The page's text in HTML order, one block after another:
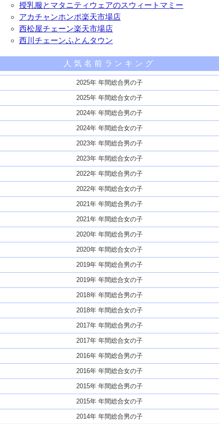
授乳服とマタニティウェアのスウィートマミー
アカチャンホンポ楽天市場店
西松屋チェーン楽天市場店
西川チェーンふとんタウン
人気名前ランキング
2025年 年間総合男の子
2025年 年間総合女の子
2024年 年間総合男の子
2024年 年間総合女の子
2023年 年間総合男の子
2023年 年間総合女の子
2022年 年間総合男の子
2022年 年間総合女の子
2021年 年間総合男の子
2021年 年間総合女の子
2020年 年間総合男の子
2020年 年間総合女の子
2019年 年間総合男の子
2019年 年間総合女の子
2018年 年間総合男の子
2018年 年間総合女の子
2017年 年間総合男の子
2017年 年間総合女の子
2016年 年間総合男の子
2016年 年間総合女の子
2015年 年間総合男の子
2015年 年間総合女の子
2014年 年間総合男の子